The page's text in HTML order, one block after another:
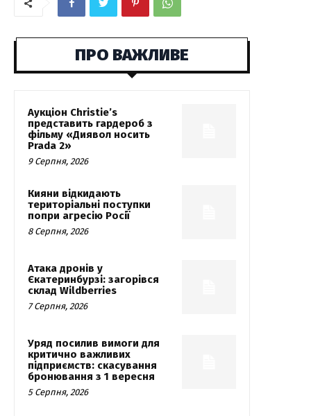
ПРО ВАЖЛИВЕ
Аукціон Christie’s
представить гардероб з
фільму «Диявол носить
Prada 2»
9 Серпня, 2026
Кияни відкидають
територіальні поступки
попри агресію Росії
8 Серпня, 2026
Атака дронів у
Єкатеринбурзі: загорівся
склад Wildberries
7 Серпня, 2026
Уряд посилив вимоги для
критично важливих
підприємств: скасування
бронювання з 1 вересня
5 Серпня, 2026